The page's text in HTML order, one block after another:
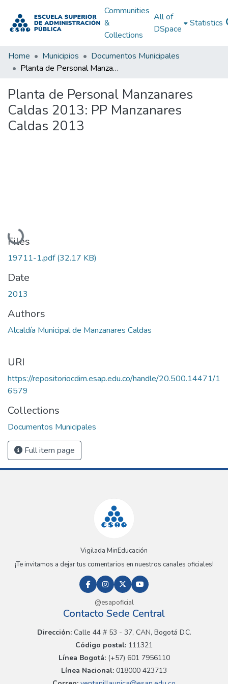
Communities
&
Collections
All of
DSpace
Statistics
Home Municipios
Documentos Municipales
Planta de Personal Manzanares Caldas 2013: PP Manzanares Caldas 2013
Planta de Personal Manzanares
Caldas 2013: PP Manzanares
Caldas 2013
Loading...
Files
19711-1.pdf(32.17 KB)
Date
2013
Authors
Alcaldía Municipal de Manzanares Caldas
URI
https://repositoriocdim.esap.edu.co/handle/20.500.14471/1
6579
Collections
Documentos Municipales
Full item page
Vigilada MinEducación
¡Te invitamos a dejar tus comentarios en nuestros canales oficiales!
@esapoficial
Contacto Sede Central
Dirección:Calle 44 # 53 - 37, CAN, Bogotá D.C.
Código postal: 111321
Línea Bogotá:(+57) 601 7956110
Línea Nacional: 018000 423713